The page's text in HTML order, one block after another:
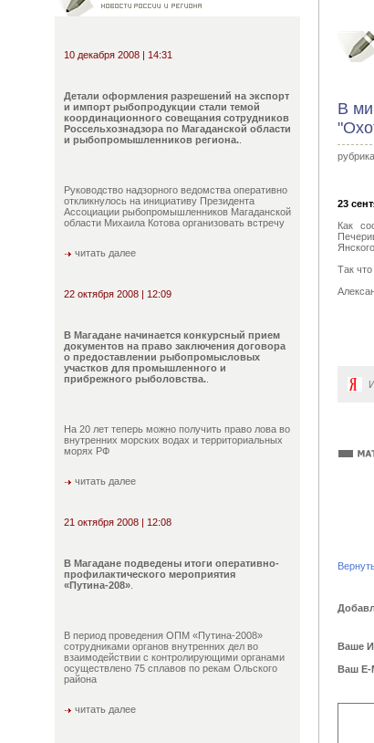
10 декабря 2008 | 14:31
Детали оформления разрешений на экспорт
и импорт рыбопродукции стали темой
координационного совещания сотрудников
Россельхознадзора по Магаданской области
и рыбопромышленников региона.
Руководство надзорного ведомства оперативно
откликнулось на инициативу Президента
Ассоциации рыбопромышленников Магаданской
области Михаила Котова организовать встречу
читать далее
22 октября 2008 | 12:09
В Магадане начинается конкурсный прием
документов на право заключения договора
о предоставлении рыбопромысловых
участков для промышленного и
прибрежного рыболовства.
На 20 лет теперь можно получить право лова во
внутренних морских водах и территориальных
морях РФ
читать далее
21 октября 2008 | 12:08
В Магадане подведены итоги оперативно-
профилактического мероприятия
«Путина-208»
В период проведения ОПМ «Путина-2008»
сотрудниками органов внутренних дел во
взаимодействии с контролирующими органами
осуществлено 75 сплавов по рекам Ольского
района
читать далее
В
23
Как
Так
Ваше
Ваш E-